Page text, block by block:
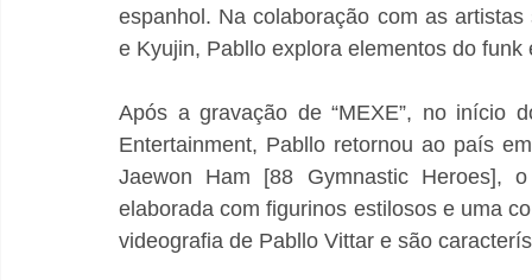
espanhol. Na colaboração com as
e Kyujin, Pabllo explora elementos do funk
Após a gravação de “MEXE”, no início
Entertainment, Pabllo retornou ao país
Jaewon Ham [88 Gymnastic Heroes],
elaborada com figurinos estilosos e uma
videografia de Pabllo Vittar e são